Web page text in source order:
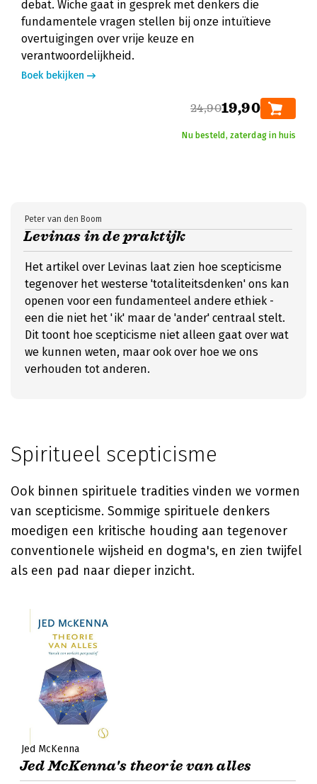
debat. Wiche gaat in gesprek met denkers die
fundamentele vragen stellen bij onze intuïtieve
overtuigingen over vrije keuze en
verantwoordelijkheid.
Boek bekijken
24,9019,90
Nu besteld, zaterdag in huis
Levinas in de praktijk
Peter van den Boom
Het artikel over Levinas laat zien hoe scepticisme
tegenover het westerse 'totaliteitsdenken' ons kan
openen voor een fundamenteel andere ethiek -
een die niet het 'ik' maar de 'ander' centraal stelt.
Dit toont hoe scepticisme niet alleen gaat over wat
we kunnen weten, maar ook over hoe we ons
verhouden tot anderen.
Spiritueel scepticisme
Ook binnen spirituele tradities vinden we vormen
van scepticisme. Sommige spirituele denkers
moedigen een kritische houding aan tegenover
conventionele wijsheid en dogma's, en zien twijfel
als een pad naar dieper inzicht.
Jed McKenna
Jed McKenna's theorie van alles